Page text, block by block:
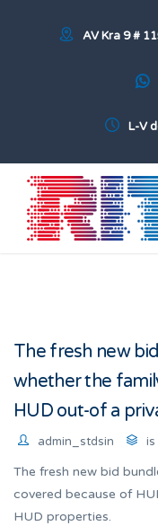
AV Kra 9 #
L-V
The fresh new
whether the
HUD out-of a
admin_stdsin is
The fresh new bid
covered because of
HUD properties.